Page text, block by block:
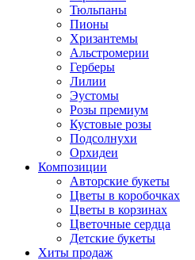
Тюльпаны
Пионы
Хризантемы
Альстромерии
Герберы
Лилии
Эустомы
Розы премиум
Кустовые розы
Подсолнухи
Орхидеи
Композиции
Авторские букеты
Цветы в коробочках
Цветы в корзинах
Цветочные сердца
Детские букеты
Хиты продаж